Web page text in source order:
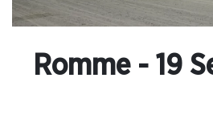
Romme - 19